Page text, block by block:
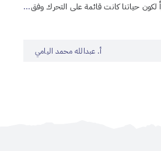
...
أ. عبدالله محمد اليامي